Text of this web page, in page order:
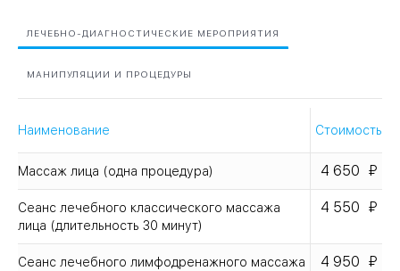
ЛЕЧЕБНО-ДИАГНОСТИЧЕСКИЕ МЕРОПРИЯТИЯ
МАНИПУЛЯЦИИ И ПРОЦЕДУРЫ
Наименование Стоимость
Массаж лица (одна процедура) 4 650
Сеанс лечебного классического массажа
лица (длительность 30 минут)
4 550
Сеанс лечебного лимфодренажного массажа 4 950